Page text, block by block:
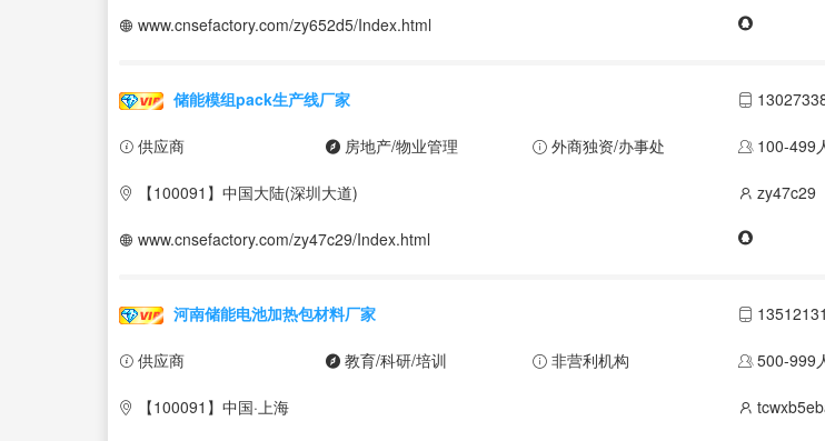
www.cnsefactory.com/zy652d5/Index.html
储能模组pack生产线厂家
供应商 房地产/物业管理 外商独资/办事处 100-499
【100091】中国大陆(深圳大道) zy47c29
www.cnsefactory.com/zy47c29/Index.html
河南储能电池加热包材料厂家
供应商 教育/科研/培训 非营利机构 500-999
【100091】中国·上海